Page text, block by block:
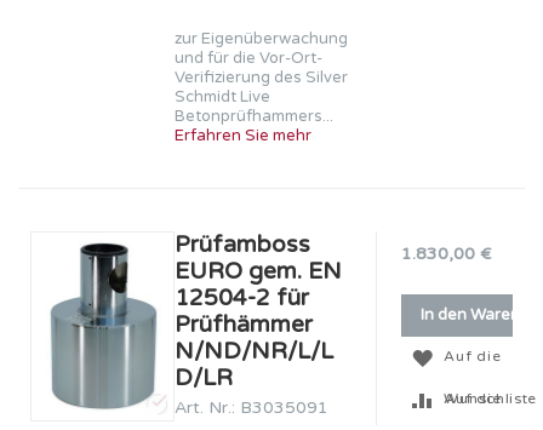
zur Eigenüberwachung
und für die Vor-Ort-
Verifizierung des Silver
Schmidt Live
Betonprüfhammers...
Erfahren Sie mehr
Prüfamboss
EURO gem. EN
12504-2 für
Prüfhämmer
N/ND/NR/L/L
D/LR
Art. Nr.: B3035091
1.830,00 €
In den
Auf die
Wunschliste
Auf die